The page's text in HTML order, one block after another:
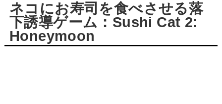
ネコにお寿司を食べさせる落
下誘導ゲーム：Sushi Cat 2:
Honeymoon